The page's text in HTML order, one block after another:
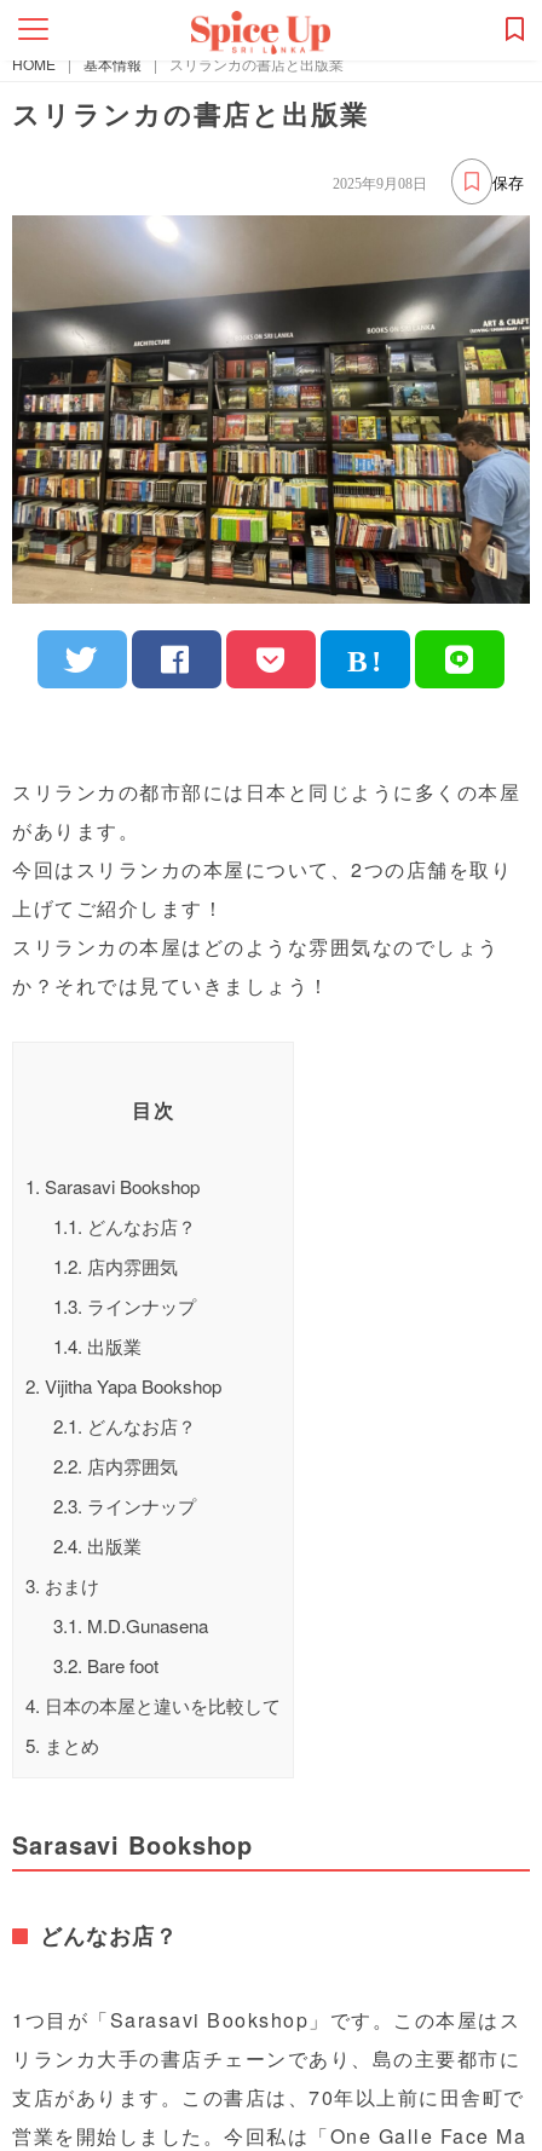
HOME | 基本情報 | スリランカの書店と出版業
スリランカの書店と出版業
保存
2025年9月08日
スリランカの都市部には日本と同じように多くの本屋
があります。
今回はスリランカの本屋について、2つの店舗を取り
上げてご紹介します！
スリランカの本屋はどのような雰囲気なのでしょう
か？それでは見ていきましょう！
目次
1. Sarasavi Bookshop
1.1. どんなお店？
1.2. 店内雰囲気
1.3. ラインナップ
1.4. 出版業
2. Vijitha Yapa Bookshop
2.1. どんなお店？
2.2. 店内雰囲気
2.3. ラインナップ
2.4. 出版業
3. おまけ
3.1. M.D.Gunasena
3.2. Bare foot
4. 日本の本屋と違いを比較して
5. まとめ
Sarasavi Bookshop
どんなお店？
1つ目が「Sarasavi Bookshop」です。この本屋はス
リランカ大手の書店チェーンであり、島の主要都市に
支店があります。この書店は、70年以上前に田舎町で
営業を開始しました。今回私は「One Galle Face Ma